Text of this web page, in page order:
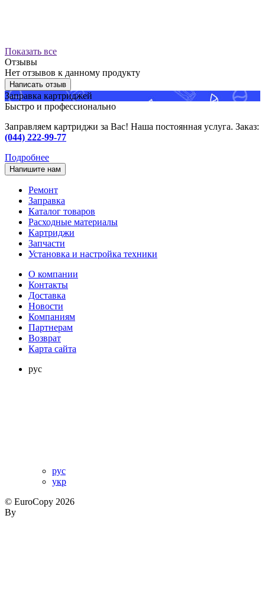
Показать все
Отзывы
Нет отзывов к данному продукту
Написать отзыв
Заправка картриджей
Быстро и профессионально
Заправляем картриджи за Вас! Наша постоянная услуга. Заказ:
(044) 222-99-77
Подробнее
Напишите нам
Ремонт
Заправка
Каталог товаров
Расходные материалы
Картриджи
Запчасти
Установка и настройка техники
О компании
Контакты
Доставка
Новости
Компаниям
Партнерам
Возврат
Карта сайта
рус
рус
укр
© EuroCopy 2026
By